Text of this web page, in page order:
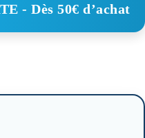
- Dès 50€ d’achat